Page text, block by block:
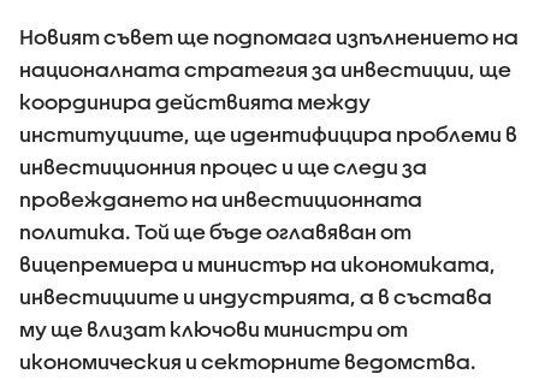
Новият съвет ще подпомага изпълнението на
националната стратегия за инвестиции, ще
координира действията между
институциите, ще идентифицира проблеми в
инвестиционния процес и ще следи за
провеждането на инвестиционната
политика. Той ще бъде оглавяван от
вицепремиера и министър на икономиката,
инвестициите и индустрията, а в състава
му ще влизат ключови министри от
икономическия и секторните ведомства.